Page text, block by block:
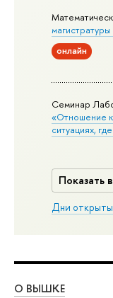
онлайн
Семинар
«Отношение к
ситуациях,
Показать
Дни
О ВЫШКЕ